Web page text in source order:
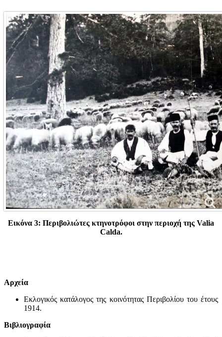
Εικόνα 3: Περιβολιώτες κτηνοτρόφοι στην περιοχή της Valia
Calda.
Αρχεία
Εκλογικός κατάλογος της κοινότητας Περιβολίου του έτους
1914.
Βιβλιογραφία